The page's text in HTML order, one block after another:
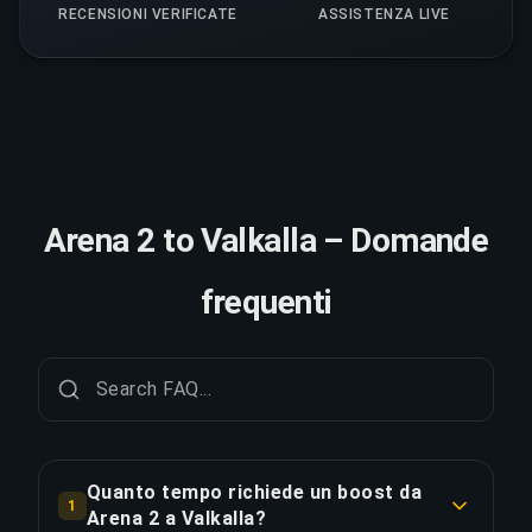
RECENSIONI VERIFICATE ASSISTENZA LIVE
Arena 2 to Valkalla – Domande
frequenti
1
Quanto tempo richiede un boost da
Arena 2 a Valkalla?